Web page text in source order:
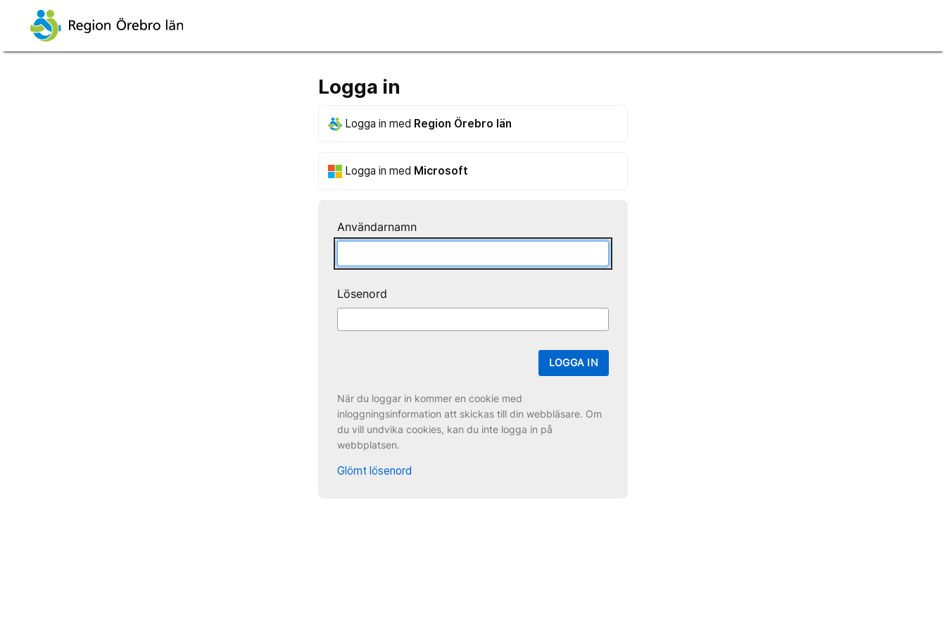
Logga in
Logga in med Region Örebro län
Logga in med Microsoft
Användarnamn
Lösenord
LOGGA IN
När du loggar in kommer en cookie med
inloggningsinformation att skickas till din webbläsare. Om
du vill undvika cookies, kan du inte logga in på
webbplatsen.
Glömt lösenord